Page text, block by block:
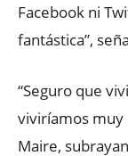
Facebook ni
fantástica”,
“Seguro que
viviríamos muy
Maire,